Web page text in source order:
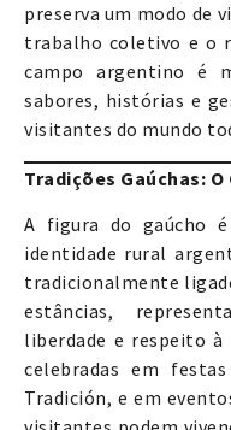
preserva um modo de
trabalho coletivo e o
campo argentino é
sabores, histórias e
visitantes do mundo
Tradições Gaúchas:
A figura do gaúcho
identidade rural
tradicionalmente
estâncias,
liberdade e respeito à
celebradas em
Tradición, e em